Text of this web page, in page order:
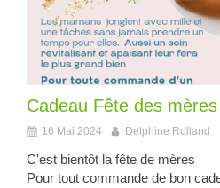
Cadeau Fête des mères
16 Mai 2024 Delphine Rolland
C'est bientôt la fête de mères
Pour tout commande de bon